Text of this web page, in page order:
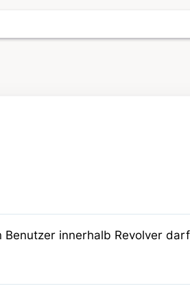
innerhalb Revolver